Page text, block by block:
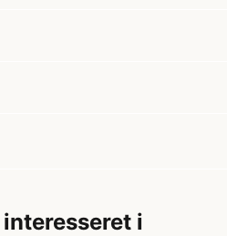
i